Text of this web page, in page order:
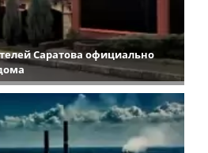
Саратова официально